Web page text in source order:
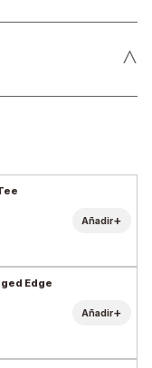
˄
Añadir+
Edge
Añadir+